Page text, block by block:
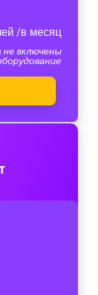
/в месяц
включены